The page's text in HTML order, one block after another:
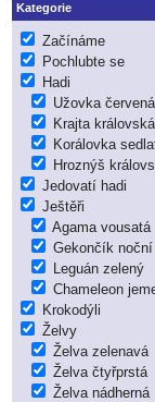
Kategorie
Začínáme
Pochlubte se
Hadi
Užovka červená
Krajta královská
Korálovka
Hroznýš
Jedovatí hadi
Ještěři
Agama vousatá
Gekončík noční
Leguán zelený
Chameleon
Krokodýli
Želvy
Želva zelenavá
Želva čtyřprstá
Želva nádherná